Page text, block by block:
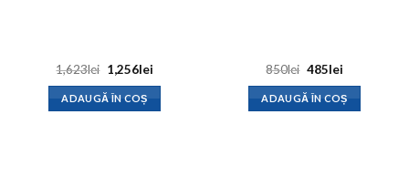
1,623lei Prețul
inițial
a
fost:
1,623lei.
1,256leiPrețul
ADAUGĂ ÎN COȘ
850lei Prețul
a
fost:
850lei.
485leiPrețul
este:
485lei.
ADAUGĂ ÎN COȘ